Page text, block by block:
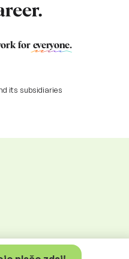
for everyone.
its subsidiaries